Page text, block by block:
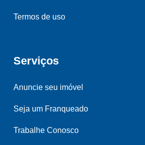
Termos de uso
Serviços
Anuncie seu imóvel
Seja um Franqueado
Trabalhe Conosco